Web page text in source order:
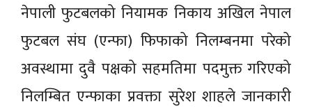
नेपाली फुटबलको नियामक निकाय अखिल नेपाल
फुटबल संघ (एन्फा) फिफाको निलम्बनमा परेको
अवस्थामा दुवै पक्षको सहमतिमा पदमुक्त गरिएको
निलम्बित एन्फाका प्रवक्ता सुरेश शाहले जानकारी